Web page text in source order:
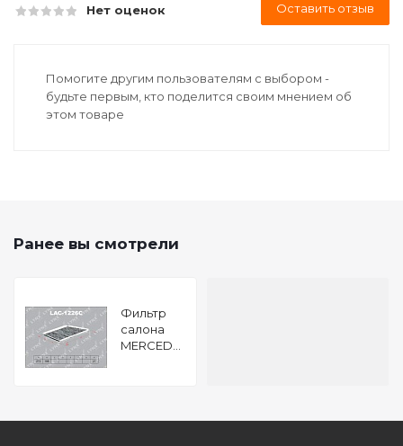
Нет оценок Оставить отзыв
Помогите другим пользователям с выбором -
будьте первым, кто поделится своим мнением об
этом товаре
Ранее вы смотрели
Фильтр
салона
MERCEDES